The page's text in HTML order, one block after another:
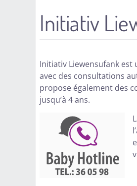
Initiativ
Initiativ Liewensufank
avec des consultations
propose également des
jusqu’à 4 ans.